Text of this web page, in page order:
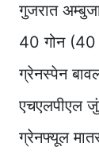
गुजरात
40 गोन (40
ग्रेनस्पेन
एचएलपीएल
ग्रेनफ्यूल